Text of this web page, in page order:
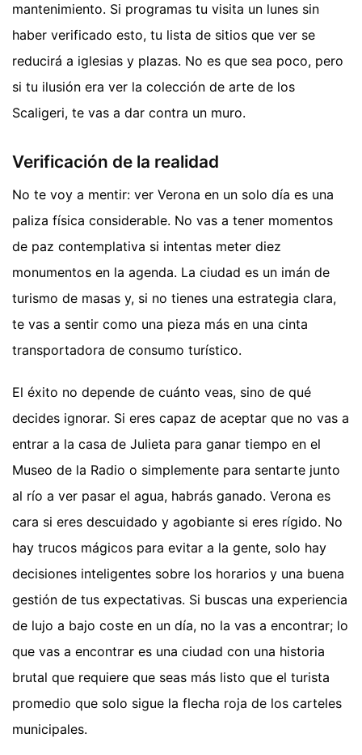
mantenimiento. Si programas tu visita un lunes sin
haber verificado esto, tu lista de sitios que ver se
reducirá a iglesias y plazas. No es que sea poco, pero
si tu ilusión era ver la colección de arte de los
Scaligeri, te vas a dar contra un muro.
Verificación de la realidad
No te voy a mentir: ver Verona en un solo día es una
paliza física considerable. No vas a tener momentos
de paz contemplativa si intentas meter diez
monumentos en la agenda. La ciudad es un imán de
turismo de masas y, si no tienes una estrategia clara,
te vas a sentir como una pieza más en una cinta
transportadora de consumo turístico.
El éxito no depende de cuánto veas, sino de qué
decides ignorar. Si eres capaz de aceptar que no vas a
entrar a la casa de Julieta para ganar tiempo en el
Museo de la Radio o simplemente para sentarte junto
al río a ver pasar el agua, habrás ganado. Verona es
cara si eres descuidado y agobiante si eres rígido. No
hay trucos mágicos para evitar a la gente, solo hay
decisiones inteligentes sobre los horarios y una buena
gestión de tus expectativas. Si buscas una experiencia
de lujo a bajo coste en un día, no la vas a encontrar; lo
que vas a encontrar es una ciudad con una historia
brutal que requiere que seas más listo que el turista
promedio que solo sigue la flecha roja de los carteles
municipales.